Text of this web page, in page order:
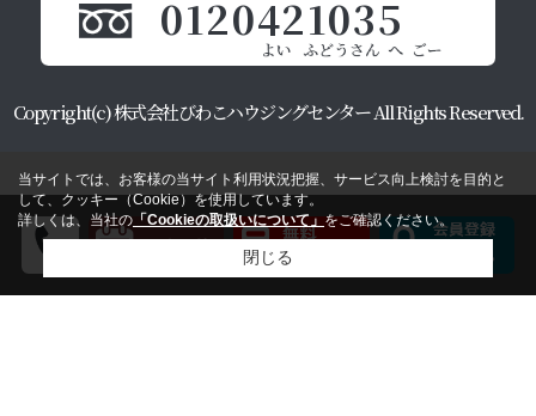
0120421035
Copyright(c) 株式会社びわこハウジングセンター All Rights Reserved.
当サイトでは、お客様の当サイト利用状況把握、サービス向上検討を目的と
して、クッキー（Cookie）を使用しています。
詳しくは、当社の 「Cookieの取扱いについて」 をご確認ください。
閉じる